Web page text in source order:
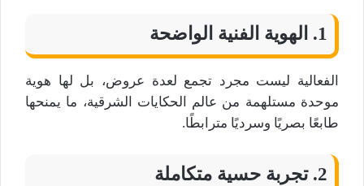
1. الهوية الفنية الواضحة
الفعالية ليست مجرد تجمع لعدة عروض، بل لها هوية
موحدة مستلهمة من عالم الحكايات الشرقية، ما يمنحها
طابعًا بصريًا وسرديًا مترابطًا.
2. تجربة حسية متكاملة